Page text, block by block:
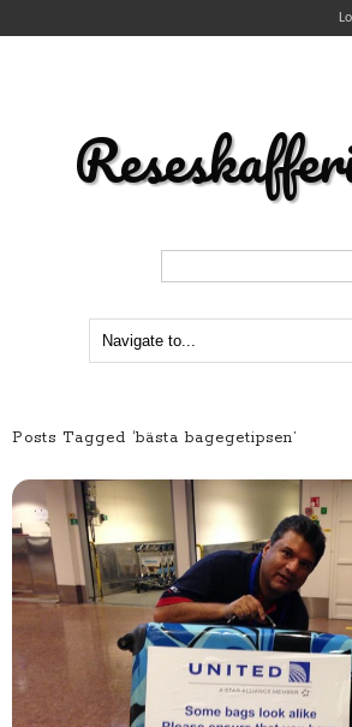
Posts Tagged ‘bästa bagegetipsen’